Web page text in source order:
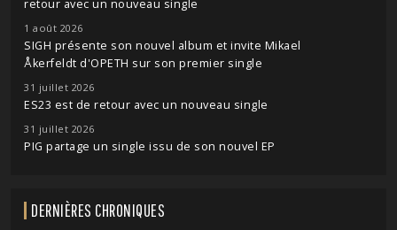
retour avec un nouveau single
1 août 2026
SIGH présente son nouvel album et invite Mikael
Åkerfeldt d'OPETH sur son premier single
31 juillet 2026
ES23 est de retour avec un nouveau single
31 juillet 2026
PIG partage un single issu de son nouvel EP
DERNIÈRES CHRONIQUES